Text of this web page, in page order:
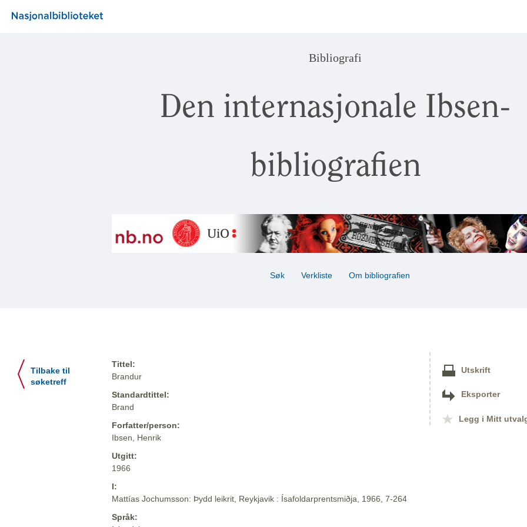
Bibliografi
Den internasjonale Ibsen-
bibliografien
Søk Verkliste Om bibliografien
Tilbake til
søketreff
Tittel:
Brandur
Standardtittel:
Brand
Forfatter/person:
Ibsen, Henrik
Utgitt:
1966
I:
Mattías Jochumsson: Þydd leikrit, Reykjavik : Ísafoldarprentsmiðja, 1966, 7-264
Språk:
Utskrift
Eksporter
Legg i Mitt